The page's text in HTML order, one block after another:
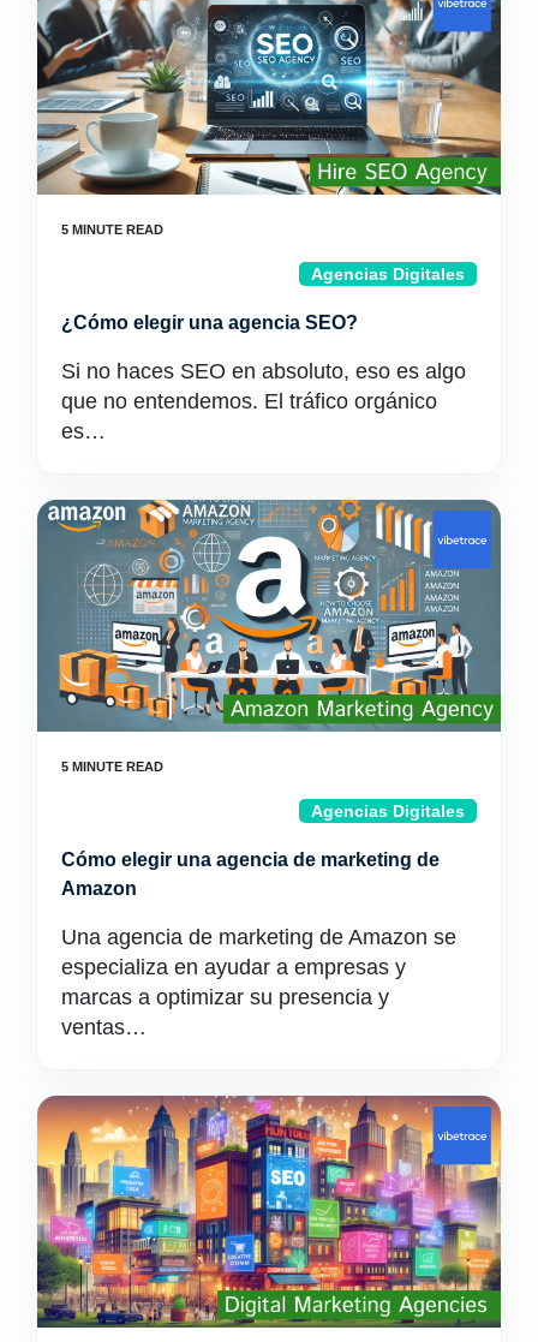
Agencias Digitales
¿Cómo elegir una agencia SEO?
Si no haces SEO en absoluto, eso es algo
que no entendemos. El tráfico orgánico
es…
Agencias Digitales
Cómo elegir una agencia de marketing de
Amazon
Una agencia de marketing de Amazon se
especializa en ayudar a empresas y
marcas a optimizar su presencia y
ventas…